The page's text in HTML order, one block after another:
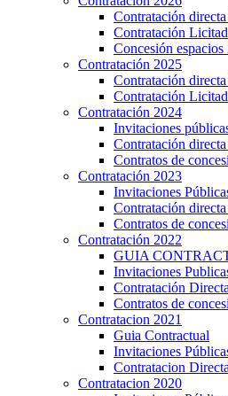
Contratación
Contratación
Concesión espacios
Contratación 2025
Contratación
Contratación
Contratación 2024
Invitaciones
Contratación
Contratos de
Contratación 2023
Invitaciones
Contratación
Contratos de
Contratación 2022
GUIA
Invitaciones
Contratación
Contratos de
Contratacion 2021
Guia Contractual
Invitaciones
Contratacion
Contratacion 2020